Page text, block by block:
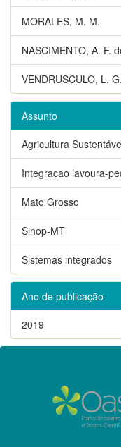
MORALES, M. M.
NASCIMENTO, A. F.
VENDRUSCULO, L. G.
Assunto
Agricultura
Integracao lavoura-
Mato Grosso
Sinop-MT
Sistemas integrados
Ano de publicação
2019